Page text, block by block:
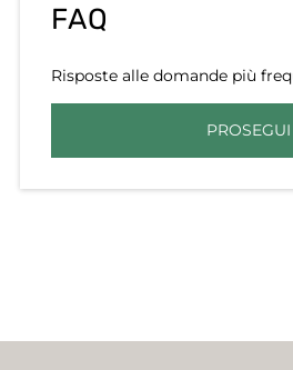
FAQ
Risposte alle domande più
PROSEGUI